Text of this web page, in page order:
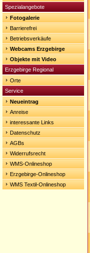
Spezialangebote
Fotogalerie
Barrierefrei
Betriebsverkäufe
Webcams Erzgebirge
Objekte mit Video
Erzgebirge Regional
Orte
Service
Neueintrag
Anreise
interessante Links
Datenschutz
AGBs
Widerrufsrecht
WMS-Onlineshop
Erzgebirge-Onlineshop
WMS Textil-Onlineshop